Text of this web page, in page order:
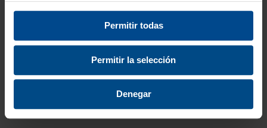
Permitir todas
Permitir la selección
Denegar